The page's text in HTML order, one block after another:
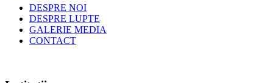
DESPRE NOI
DESPRE LUPTE
GALERIE MEDIA
CONTACT